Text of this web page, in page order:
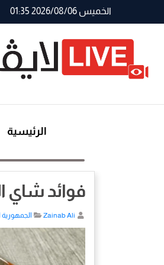
الخميس 2026/08/06 01:35
الرئيسية
فوائد شاي
Zainab Ali الجمهورية